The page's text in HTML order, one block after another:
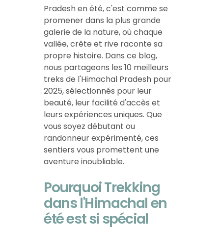
Pradesh en été, c'est comme se
promener dans la plus grande
galerie de la nature, où chaque
vallée, crête et rive raconte sa
propre histoire. Dans ce blog,
nous partageons les 10 meilleurs
treks de l'Himachal Pradesh pour
2025, sélectionnés pour leur
beauté, leur facilité d'accès et
leurs expériences uniques. Que
vous soyez débutant ou
randonneur expérimenté, ces
sentiers vous promettent une
aventure inoubliable.
Pourquoi Trekking
dans l'Himachal en
été est si spécial